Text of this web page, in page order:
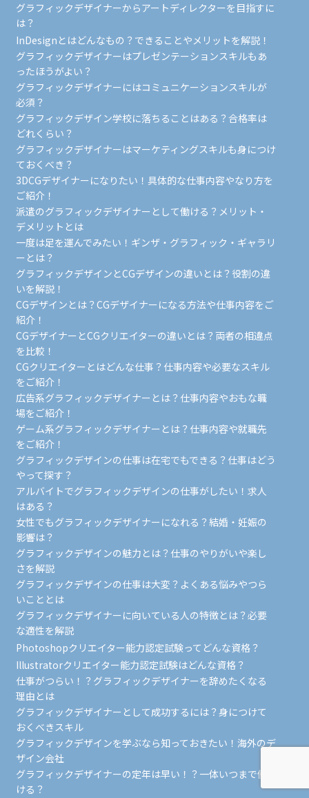
グラフィックデザイナーからアートディレクターを目指すに
は？
InDesignとはどんなもの？できることやメリットを解説！
グラフィックデザイナーはプレゼンテーションスキルもあ
ったほうがよい？
グラフィックデザイナーにはコミュニケーションスキルが
必須？
グラフィックデザイン学校に落ちることはある？合格率は
どれくらい？
グラフィックデザイナーはマーケティングスキルも身につけ
ておくべき？
3DCGデザイナーになりたい！具体的な仕事内容やなり方を
ご紹介！
派遣のグラフィックデザイナーとして働ける？メリット・
デメリットとは
一度は足を運んでみたい！ギンザ・グラフィック・ギャラリ
ーとは？
グラフィックデザインとCGデザインの違いとは？役割の違
いを解説！
CGデザインとは？CGデザイナーになる方法や仕事内容をご
紹介！
CGデザイナーとCGクリエイターの違いとは？両者の相違点
を比較！
CGクリエイターとはどんな仕事？仕事内容や必要なスキル
をご紹介！
広告系グラフィックデザイナーとは？仕事内容やおもな職
場をご紹介！
ゲーム系グラフィックデザイナーとは？仕事内容や就職先
をご紹介！
グラフィックデザインの仕事は在宅でもできる？仕事はどう
やって探す？
アルバイトでグラフィックデザインの仕事がしたい！求人
はある？
女性でもグラフィックデザイナーになれる？結婚・妊娠の
影響は？
グラフィックデザインの魅力とは？仕事のやりがいや楽し
さを解説
グラフィックデザインの仕事は大変？よくある悩みやつら
いこととは
グラフィックデザイナーに向いている人の特徴とは？必要
な適性を解説
Photoshopクリエイター能力認定試験ってどんな資格？
Illustratorクリエイター能力認定試験はどんな資格？
仕事がつらい！？グラフィックデザイナーを辞めたくなる
理由とは
グラフィックデザイナーとして成功するには？身につけて
おくべきスキル
グラフィックデザインを学ぶなら知っておきたい！海外のデ
ザイン会社
グラフィックデザイナーの定年は早い！？一体いつまで働
ける？